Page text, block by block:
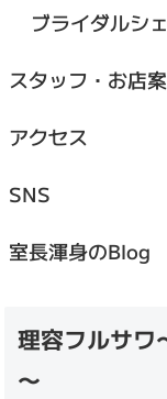
ブライダルシ
スタッフ・お店
アクセス
SNS
室長渾身のBlog
理容フルサワ
～